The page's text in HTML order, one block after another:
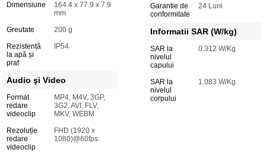
Dimensiune
164.4 x 77.9 x 7.9
mm
Greutate
200 g
Rezistență
la apă și
praf
IP54
Audio şi Video
Format
redare
videoclip
MP4, M4V, 3GP,
3G2, AVI, FLV,
MKV, WEBM
Rezoluție
redare
videoclip
FHD (1920 x
1080)@60fps
Garantie de
conformitate
24 Luni
Informatii SAR (W/kg)
SAR la
nivelul
capului
0.312 W/Kg
SAR la
nivelul
corpului
1.083 W/Kg